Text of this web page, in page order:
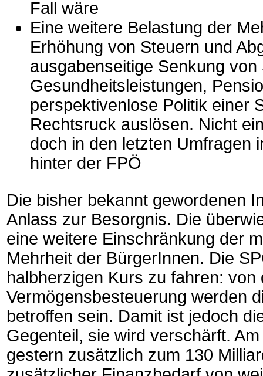
Fall wäre
Eine weitere Belastung der
Erhöhung von Steuern und
ausgabenseitige Senkung
Gesundheitsleistungen,
perspektivenlose Politik einer
Rechtsruck auslösen. Nicht
doch in den letzten Umfragen
hinter der FPÖ
Die bisher bekannt gewordenen
Anlass zur Besorgnis. Die
eine weitere Einschränkung der
Mehrheit der BürgerInnen. Die
halbherzigen Kurs zu fahren:
Vermögensbesteuerung werden
betroffen sein. Damit ist jedoch
Gegenteil, sie wird verschärft.
gestern zusätzlich zum 130